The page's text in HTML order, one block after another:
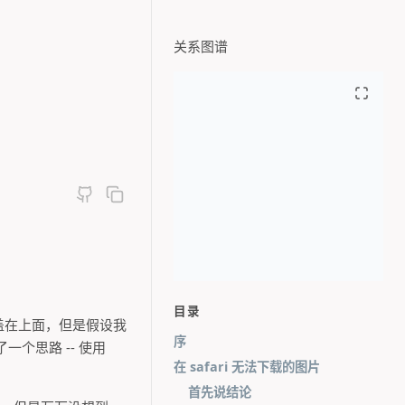
上面，但是假设我
一个思路 -- 使用
关系图谱
目录
序
在 safari 无法下载的图片
首先说结论